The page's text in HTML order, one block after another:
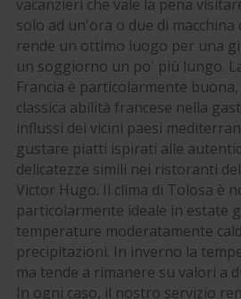
vacanzieri che vale la pena
solo ad un'ora o due di macchina
rende un ottimo luogo per una
un soggiorno un po' più lungo.
Francia è particolarmente
classica abilità francese nella
influssi dei vicini paesi
gustare piatti ispirati alle
delicatezze simili nei ristoranti
Victor Hugo. Il clima di Tolosa è
particolarmente ideale in estate
temperature moderatamente
precipitazioni. In inverno la
ma tende a rimanere su valori a
In ogni caso, il nostro servizio